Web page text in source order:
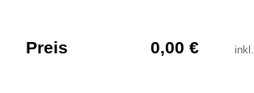
Preis 0,00 € inkl.